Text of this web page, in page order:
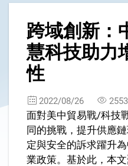
跨域創新：
慧科技助力
性
2022/08/26 2553
面對美中貿易戰/科技
同的挑戰，提升供應
定與安全的訴求躍升
業政策。基於此，本